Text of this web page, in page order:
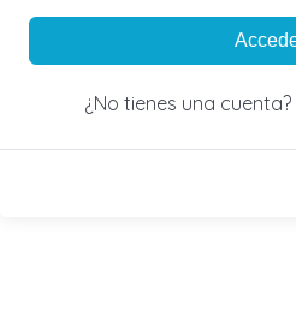
¿No tienes una cuenta?